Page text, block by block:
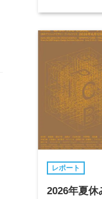
レポート
2026年夏休